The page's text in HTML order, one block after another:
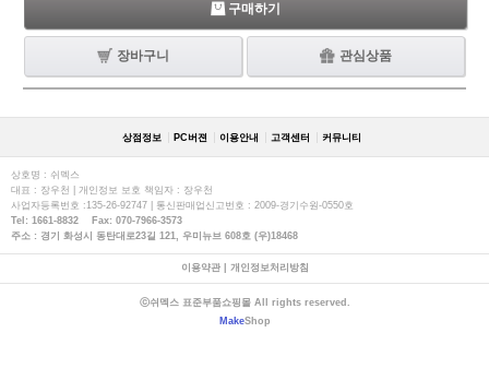
구매하기
장바구니 관심상품
상점정보 PC버젼 이용안내 고객센터 커뮤니티
상호명 : 쉬멕스
대표 : 장우천 | 개인정보 보호 책임자 : 장우천
사업자등록번호 :135-26-92747 | 통신판매업신고번호 : 2009-경기수원-0550호
Tel: 1661-8832 Fax: 070-7966-3573
주소 : 경기 화성시 동탄대로23길 121, 우미뉴브 608호 (우)18468
이용약관| 개인정보처리방침
ⓒ쉬멕스 표준부품쇼핑몰 All rights reserved.
MakeShop